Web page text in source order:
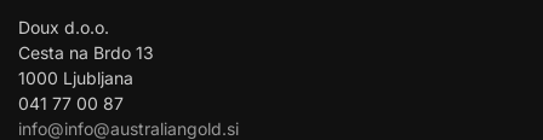
Doux d.o.o.
Cesta na Brdo 13
1000 Ljubljana
041 77 00 87
info@info@australiangold.si